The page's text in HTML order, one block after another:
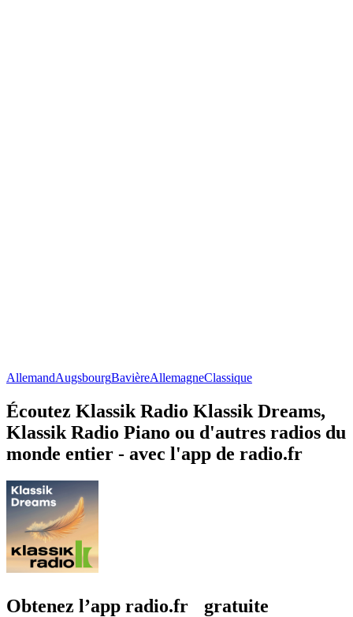
AllemandAugsbourgBavièreAllemagneClassique
Écoutez Klassik Radio Klassik Dreams,
Klassik Radio Piano ou d'autres radios du
monde entier - avec l'app de radio.fr
Obtenez l’app radio.fr gratuite